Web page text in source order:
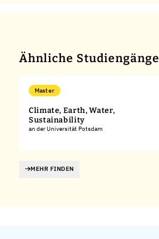
Ähnliche Studiengänge
Master
Climate, Earth, Water,
Sustainability
an der Universität Potsdam
MEHR FINDEN